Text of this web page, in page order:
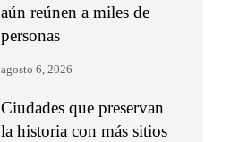
aún reúnen a miles de
personas
agosto 6, 2026
Ciudades que preservan
la historia con más sitios